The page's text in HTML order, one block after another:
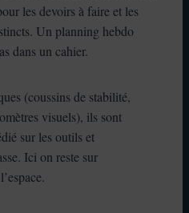
les devoirs à faire et les
Un planning hebdo
dans un cahier.
(coussins de stabilité,
visuels), ils sont
sur les outils et
Ici on reste sur